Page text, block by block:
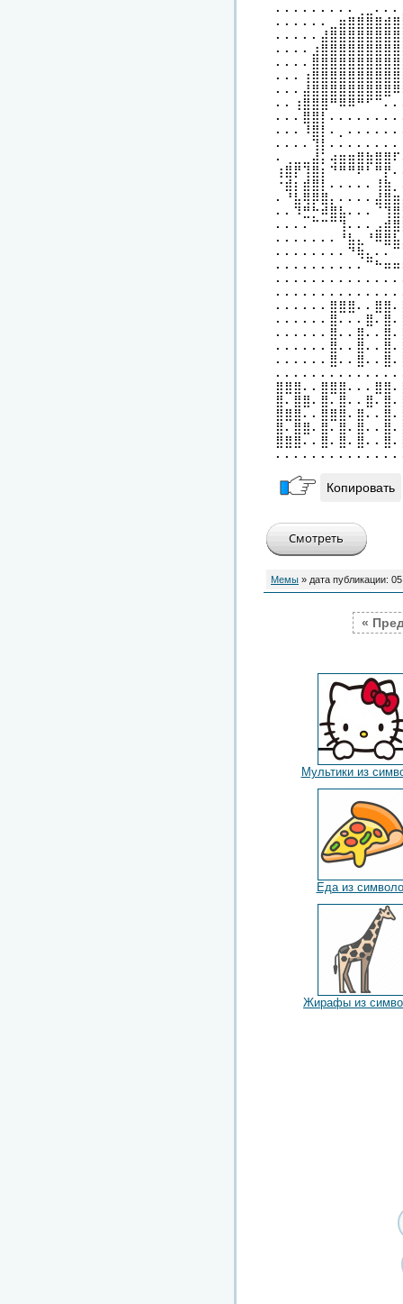
Копировать
Мемы » дата публикации:
«
Мультики из
Еда из
Жирафы из